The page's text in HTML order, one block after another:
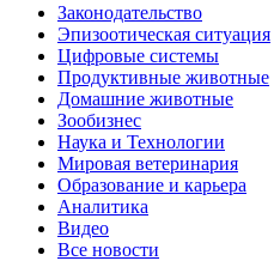
Законодательство
Эпизоотическая ситуация
Цифровые системы
Продуктивные животные
Домашние животные
Зообизнес
Наука и Технологии
Мировая ветеринария
Образование и карьера
Аналитика
Видео
Все новости